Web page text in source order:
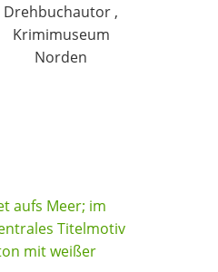
Drehbuchautor ,
Krimimuseum
Norden